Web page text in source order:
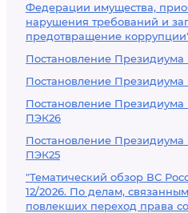
Федерации имущества,
нарушения требований и
предотвращение
Постановление Президиума
Постановление Президиума
Постановление Президиума
ПЭК26
Постановление Президиума
ПЭК25
"Тематический обзор ВС
12/2026. По делам,
повлекших переход права